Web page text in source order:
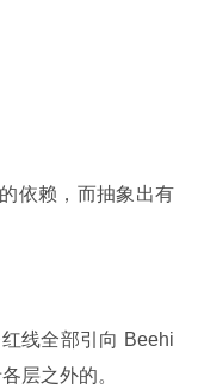
依赖，而抽象出有
线全部引向 Beehi
层之外的。